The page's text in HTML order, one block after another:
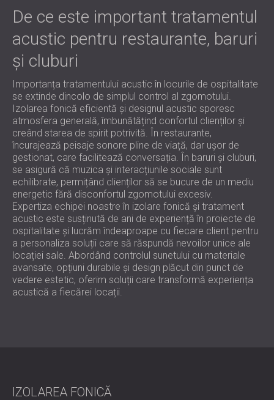
De ce este important tratamentul
acustic pentru restaurante, baruri
și cluburi
Importanța tratamentului acustic în locurile de ospitalitate
se extinde dincolo de simplul control al zgomotului.
Izolarea fonică eficientă și designul acustic sporesc
atmosfera generală, îmbunătățind confortul clienților și
creând starea de spirit potrivită. În restaurante,
încurajează peisaje sonore pline de viață, dar ușor de
gestionat, care facilitează conversația. În baruri și cluburi,
se asigură că muzica și interacțiunile sociale sunt
echilibrate, permițând clienților să se bucure de un mediu
energetic fără disconfortul zgomotului excesiv.
Expertiza echipei noastre în izolare fonică și tratament
acustic este susținută de ani de experiență în proiecte de
ospitalitate și lucrăm îndeaproape cu fiecare client pentru
a personaliza soluții care să răspundă nevoilor unice ale
locației sale. Abordând controlul sunetului cu materiale
avansate, opțiuni durabile și design plăcut din punct de
vedere estetic, oferim soluții care transformă experiența
acustică a fiecărei locații.
IZOLAREA FONICĂ